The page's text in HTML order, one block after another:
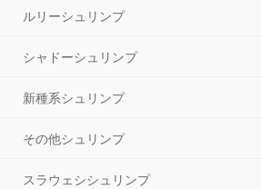
ルリーシュリンプ
シャドーシュリンプ
新種系シュリンプ
その他シュリンプ
スラウェシシュリンプ